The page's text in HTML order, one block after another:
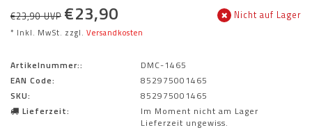
€23,90 UVP €23,90
* Inkl. MwSt. zzgl. Versandkosten
Nicht auf Lager
Artikelnummer::
DMC-1465
EAN Code:
852975001465
SKU:
852975001465
Lieferzeit:
Im Moment nicht am Lager
Lieferzeit ungewiss.